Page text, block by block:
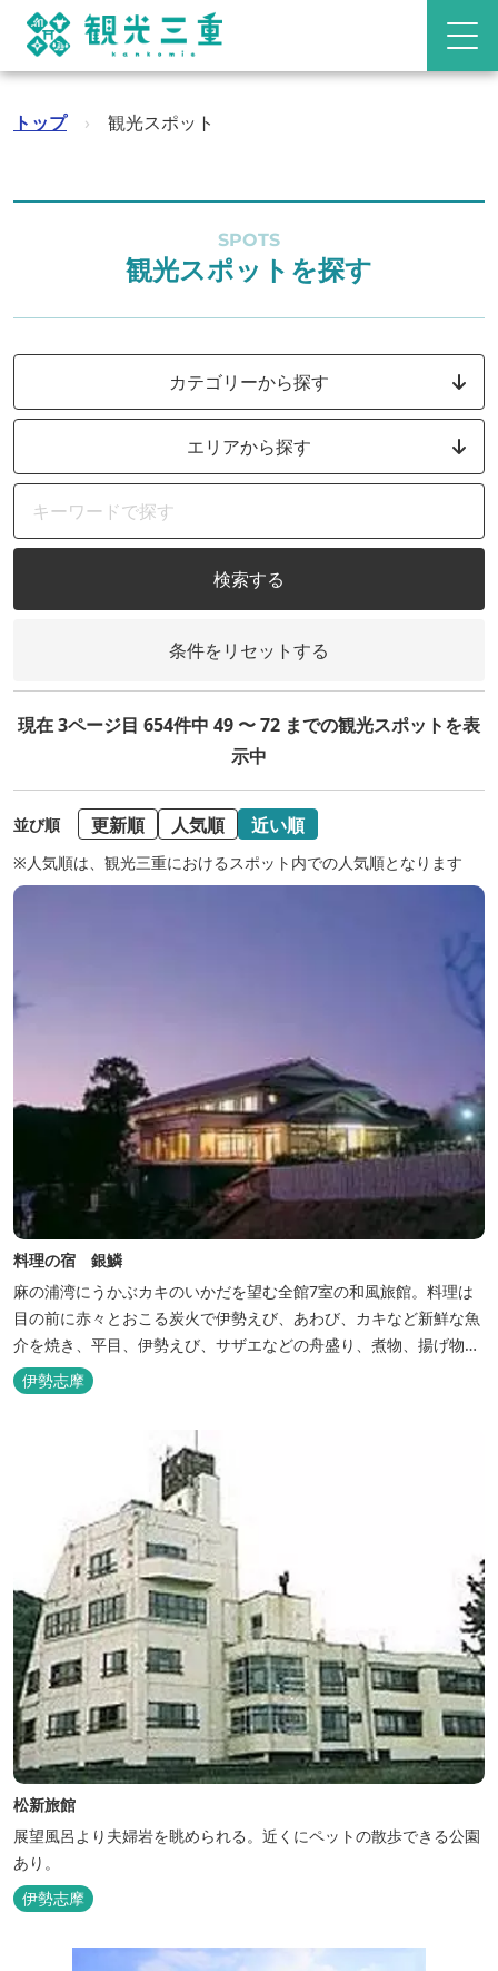
トップ › 観光スポット
SPOTS
観光スポットを探す
カテゴリーから探す
エリアから探す
検索する
条件をリセットする
現在 3ページ目 654件中 49 〜 72 までの観光スポットを表
示中
並び順 更新順 人気順 近い順
※人気順は、観光三重におけるスポット内での人気順となります
料理の宿 銀鱗
麻の浦湾にうかぶカキのいかだを望む全館7室の和風旅館。料理は
目の前に赤々とおこる炭火で伊勢えび、あわび、カキなど新鮮な魚
介を焼き、平目、伊勢えび、サザエなどの舟盛り、煮物、揚げ物な
どの懐石料理。
伊勢志摩
松新旅館
展望風呂より夫婦岩を眺められる。近くにペットの散歩できる公園
あり。
伊勢志摩